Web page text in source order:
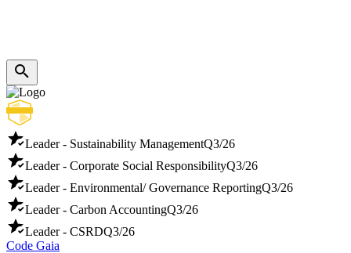
Leader - Sustainability ManagementQ3/26
Leader - Corporate Social ResponsibilityQ3/26
Leader - Environmental/ Governance ReportingQ3/26
Leader - Carbon AccountingQ3/26
Leader - CSRDQ3/26
Code Gaia